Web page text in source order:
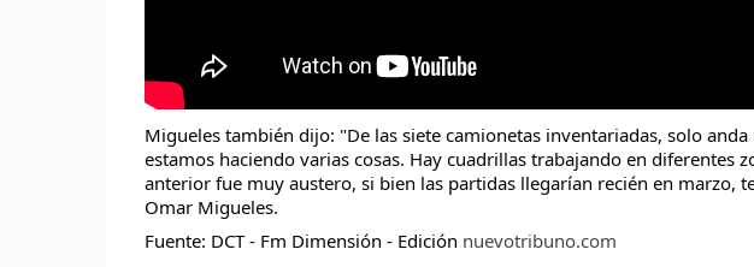
Migueles también dijo: "De las siete camionetas inventariadas, solo
estamos haciendo varias cosas. Hay cuadrillas trabajando en diferentes
anterior fue muy austero, si bien las partidas llegarían recién en marzo,
Omar Migueles.
Fuente: DCT - Fm Dimensión - Edición nuevotribuno.com